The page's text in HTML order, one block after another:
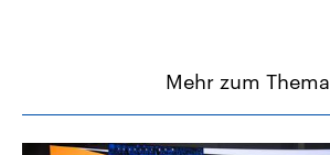
Mehr zum Thema